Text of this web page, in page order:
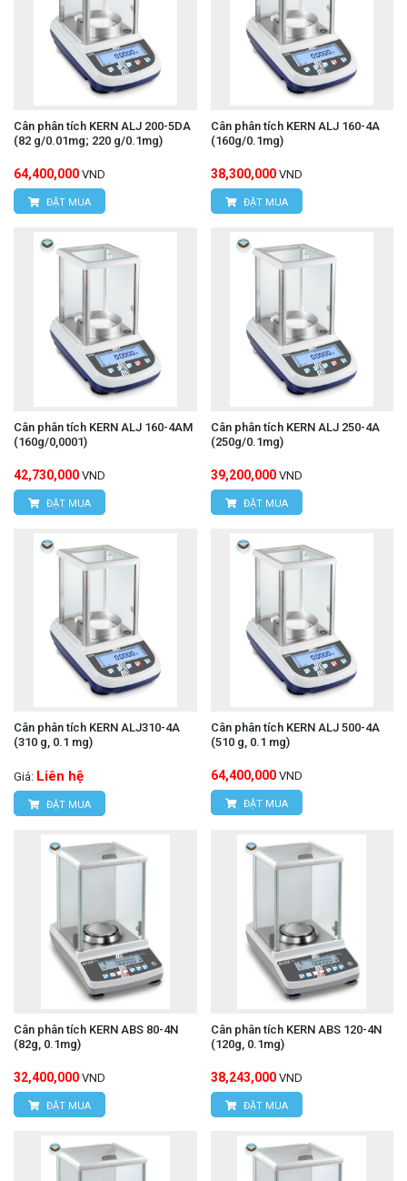
Cân phân tích KERN ALJ 200-5DA
(82 g/0.01mg; 220 g/0.1mg)
64,400,000 VND
ĐẶT MUA
Cân phân tích KERN ALJ 160-4A
(160g/0.1mg)
38,300,000 VND
ĐẶT MUA
Cân phân tích KERN ALJ 160-4AM
(160g/0,0001)
42,730,000 VND
ĐẶT MUA
Cân phân tích KERN ALJ 250-4A
(250g/0.1mg)
39,200,000 VND
ĐẶT MUA
Cân phân tích KERN ALJ310-4A
(310 g, 0.1 mg)
Giá: Liên hệ
ĐẶT MUA
Cân phân tích KERN ALJ 500-4A
(510 g, 0.1 mg)
64,400,000 VND
ĐẶT MUA
Cân phân tích KERN ABS 80-4N
(82g, 0.1mg)
32,400,000 VND
ĐẶT MUA
Cân phân tích KERN ABS 120-4N
(120g, 0.1mg)
38,243,000 VND
ĐẶT MUA